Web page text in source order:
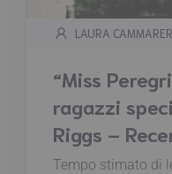
LAURA
“Miss
ragazzi
Riggs –
Tempo stimato di